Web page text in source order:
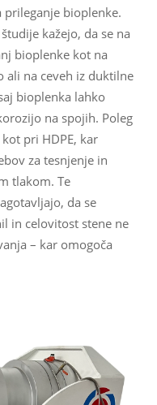
prileganje bioplenke.
kažejo, da se na
bioplenke kot na
ali na ceveh iz duktilne
bioplenka lahko
na spojih. Poleg
pri HDPE, kar
za tesnjenje in
tlakom. Te
da se
in celovitost stene ne
– kar omogoča